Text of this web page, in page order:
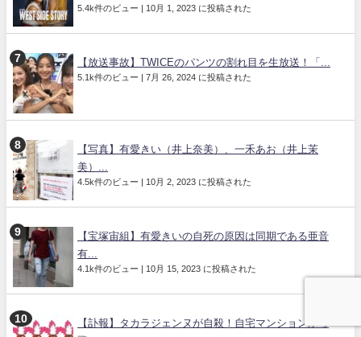
5.4k件のビュー | 10月 1, 2023 に投稿された
【放送事故】TWICEのパンツの割れ目を生放送！「...
5.1k件のビュー | 7月 26, 2024 に投稿された
【写真】有愛きい（井上奈美）、一禾あお（井上茉
美）...
4.5k件のビュー | 10月 2, 2023 に投稿された
【宝塚宙組】有愛きいの自死の原因は同期である亜音
有...
4.1k件のビュー | 10月 15, 2023 に投稿された
【訃報】タカラジェンヌが自殺！自宅マンションから